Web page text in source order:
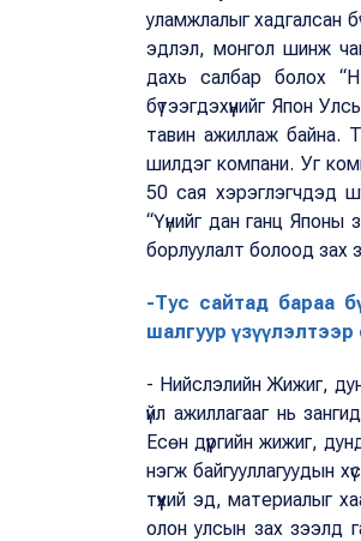
уламжлалыг хадгалсан
эдлэл, монгол шинж
дахь салбар болох
бүтээгдэхүүнийг Япон
тавин ажиллаж байна.
шилдэг компани. Уг
50 сая хэрэглэгчдэд
“Үүнийг дан ганц Японы
борлуулалт болоод зах
-Тус сайтад бараа
шалгуур
- Нийслэлийн Жижиг,
үйл ажиллагааг нь
Есөн дүүргийн жижиг,
нэгж байгууллагуудын
түүхий эд, материалыг
олон улсын зах зээлд